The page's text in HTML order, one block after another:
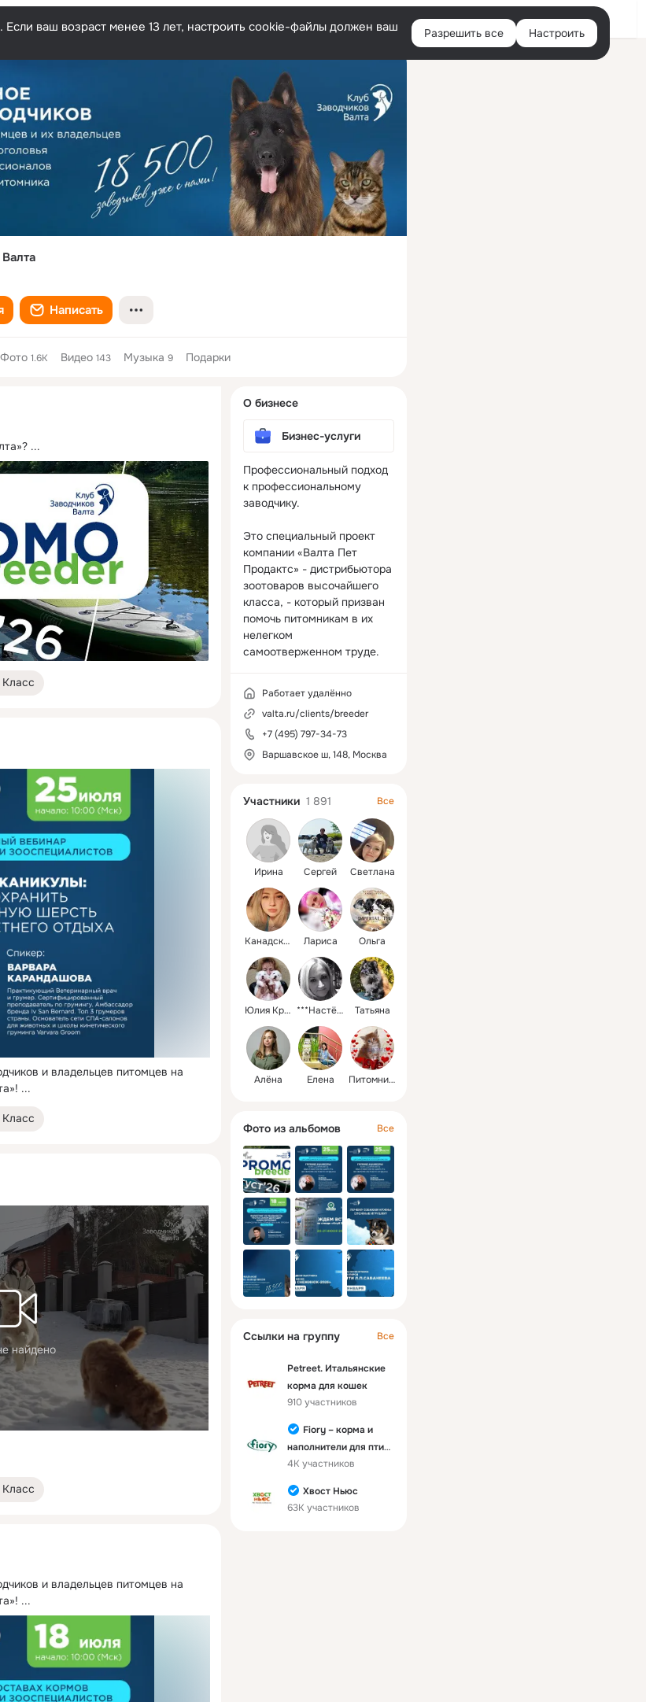
Войти
ваш возраст менее 13 лет, настроить cookie-файлы должен ваш
Разрешить все Настроить
Написать
Фото 1.6K Видео 143 Музыка 9 Подарки
...
Класс
и владельцев питомцев на
...
Класс
найдено
Класс
и владельцев питомцев на
...
колонка
О бизнесе
Бизнес-услуги
Профессиональный подход
к профессиональному
заводчику.
Это специальный проект
компании «Валта Пет
Продактс» - дистрибьютора
зоотоваров высочайшего
класса, - который призван
помочь питомникам в их
нелегком
Работает удалённо
valta.ru/clients/breeder
+7 (495) 797-34-73
Варшавское ш, 148, Москва
Участники 1 891 Все
Ирина Сергей Светлана
Канадский сфинкс Лариса Ольга
Юлия Крутякова ***Настёна Татьяна
Алёна Елена Питомник МейнКун
Фото из альбомов Все
Ссылки на группу Все
Petreet. Итальянские
корма для кошек
910 участников
Fiory – корма и
наполнители для птиц
и грызунов
4K участников
Хвост Ньюс
63K участников